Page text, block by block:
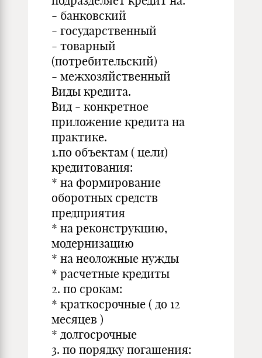
- банковский
- государственный
- товарный
(потребительский)
- межхозяйственный
Виды кредита.
Вид - конкретное
приложение кредита на
практике.
1.по объектам ( цели)
кредитования:
* на формирование
оборотных средств
предприятия
* на реконструкцию,
модернизацию
* на неоложные нужды
* расчетные кредиты
2. по срокам:
* краткосрочные ( до 12
месяцев )
* долгосрочные
3. по порядку погашения: